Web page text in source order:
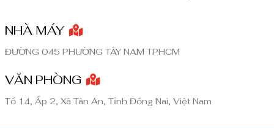
NHÀ MÁY
ĐƯỜNG 045 PHƯỜNG TÂY NAM TPHCM
VĂN PHÒNG
Tổ 14, Ấp 2, Xã Tân An, Tỉnh Đồng Nai, Việt Nam